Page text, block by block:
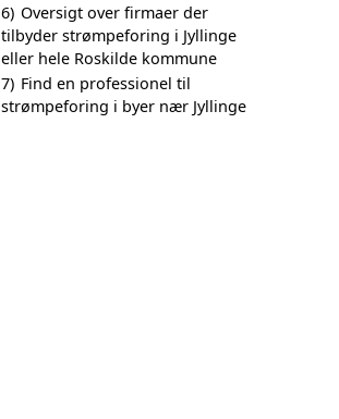
6) Oversigt over firmaer der
tilbyder strømpeforing i Jyllinge
eller hele Roskilde kommune
7) Find en professionel til
strømpeforing i byer nær Jyllinge